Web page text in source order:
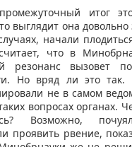
итог
выглядит она довольно
начали
что в
резонанс вызовет
Но вряд ли это так.
не в самом
вопросах органах.
Возможно,
проявить рвение,